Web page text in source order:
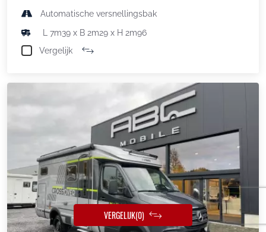
Automatische versnellingsbak
L 7m39 x B 2m29 x H 2m96
Vergelijk
VERGELIJK(0)